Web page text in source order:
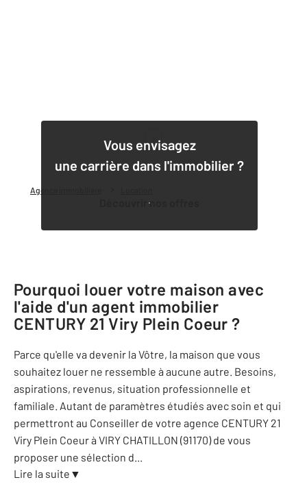
Agence immobilière
Vous envisagez
une carrière dans l'immobilier ?
Découvrir nos offres
1
Pourquoi louer votre maison avec
l'aide d'un agent immobilier
CENTURY 21 Viry Plein Coeur ?
Parce qu'elle va devenir la Vôtre, la maison que vous
souhaitez louer ne ressemble à aucune autre. Besoins,
aspirations, revenus, situation professionnelle et
familiale. Autant de paramètres étudiés avec soin et qui
permettront au Conseiller de votre agence CENTURY 21
Viry Plein Coeur à VIRY CHATILLON (91170) de vous
proposer une sélection d...
Lire la suite ▼